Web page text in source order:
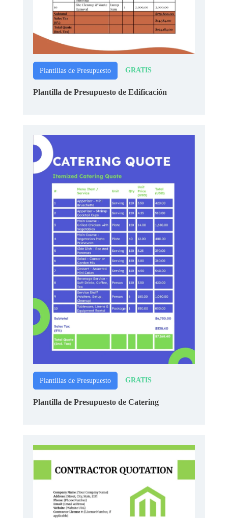
Plantillas de Presupuesto GRATIS
Plantilla de Presupuesto de Edificación
Plantillas de Presupuesto GRATIS
Plantilla de Presupuesto de Catering